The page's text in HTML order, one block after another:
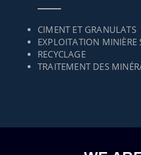
CIMENT ET GRANULATS
EXPLOITATION MINIÈRE
RECYCLAGE
TRAITEMENT DES